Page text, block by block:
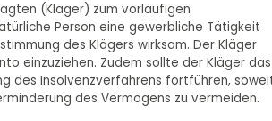
(Kläger) zum vorläufigen
Person eine gewerbliche Tätigkeit
des Klägers wirksam. Der Kläger
einzuziehen. Zudem sollte der Kläger das
des Insolvenzverfahrens fortführen,
des Vermögens zu vermeiden.